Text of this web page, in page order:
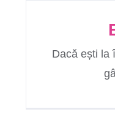
Dacă ești la